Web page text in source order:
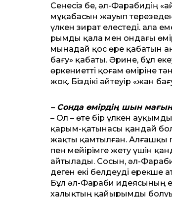
Сенесіз бе, әл-Фарабидің
мұқабасын жауып терезеден
үлкен зират елестеді. Қала
рым­ды қала мен ондағы
мынадай қос өре қабатын
бағу» қабаты. Әрине, бұл
өркениетті қоғам өміріне
жоқ. Біздікі әйтеуір «жан
– Сонда өмірдің шын
– Ол – өте бір үлкен
қарым-қатынасы қандай
жақты қамтылған. Алғашқы
пен мейірім­ге жету үшін
айтылады. Сосын, әл-
деген екі белдеуді ерекше
Бұл әл-Фараби идеясының
халықтың қайырымды болуы